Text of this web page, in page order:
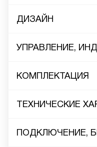
ДИЗАЙН
УПРАВЛЕНИЕ,
КОМПЛЕКТАЦИЯ
ТЕХНИЧЕСКИЕ
ПОДКЛЮЧЕНИЕ,